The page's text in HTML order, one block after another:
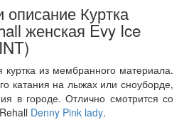
описание Куртка
женская Evy Ice
куртка из мембранного материала.
катания на лыжах или сноуборде,
в городе. Отлично смотрится со
Denny Pink lady.